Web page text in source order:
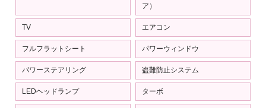
ア）
TV エアコン
フルフラットシート パワーウィンドウ
パワーステアリング 盗難防止システム
LEDヘッドランプ ターボ